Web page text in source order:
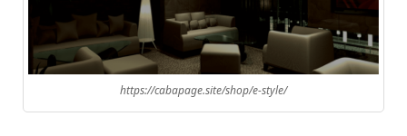
https://cabapage.site/shop/e-style/